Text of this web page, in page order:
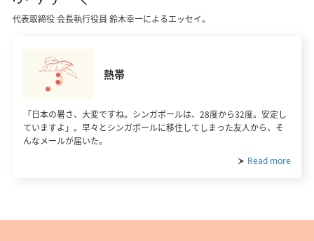
代表取締役 会長執行役員 鈴木幸一によるエッセイ。
熱帯
「日本の暑さ、大変ですね。シンガポールは、28度から32度。安定し
ていますよ」。早々とシンガポールに移住してしまった友人から、そ
んなメールが届いた。
Read more